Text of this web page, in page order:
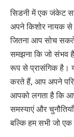
सिडनी में एक जंकेट
अपने किशोर नायक से
जितना आप सोच
समझना कि जो संभव
रूप से प्रासंगिक है।
करते हैं, आप अपने
आपको लगता है कि
समस्याएं और
बल्कि हम सभी जो एक